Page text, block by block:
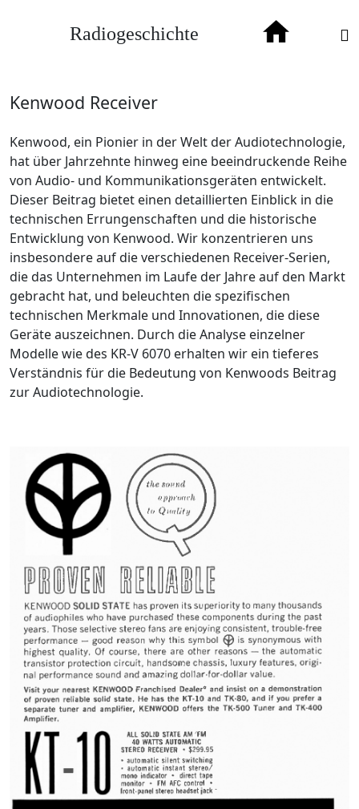
Radiogeschichte
Kenwood Receiver
Kenwood, ein Pionier in der Welt der Audiotechnologie,
hat über Jahrzehnte hinweg eine beeindruckende Reihe
von Audio- und Kommunikationsgeräten entwickelt.
Dieser Beitrag bietet einen detaillierten Einblick in die
technischen Errungenschaften und die historische
Entwicklung von Kenwood. Wir konzentrieren uns
insbesondere auf die verschiedenen Receiver-Serien,
die das Unternehmen im Laufe der Jahre auf den Markt
gebracht hat, und beleuchten die spezifischen
technischen Merkmale und Innovationen, die diese
Geräte auszeichnen. Durch die Analyse einzelner
Modelle wie des KR-V 6070 erhalten wir ein tieferes
Verständnis für die Bedeutung von Kenwoods Beitrag
zur Audiotechnologie.